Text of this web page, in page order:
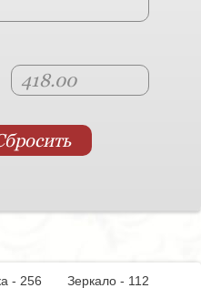
- 256
Зеркало - 112